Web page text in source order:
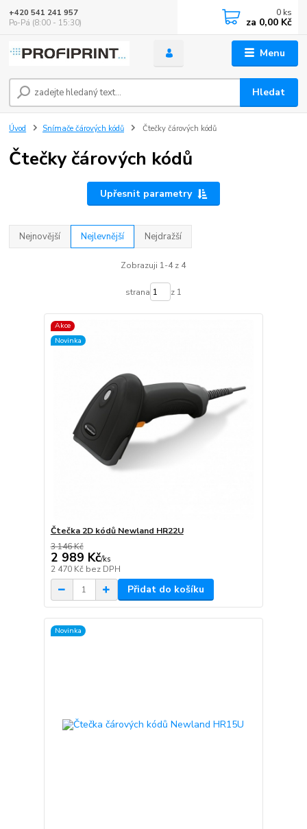
Menu
Hledat
+420 541 241 957
Po-Pá (8:00 - 15:30)
0 ks
za 0,00 Kč
Úvod Snímače čárových kódů Čtečky čárových kódů
Čtečky čárových kódů
Upřesnit parametry
Nejnovější Nejlevnější Nejdražší
Zobrazuji 1-4 z 4
strana z 1
Akce
Novinka
Čtečka 2D kódů Newland HR22U
3 146 Kč
2 989 Kč/ks
2 470 Kč bez DPH
Přidat do košíku
Novinka